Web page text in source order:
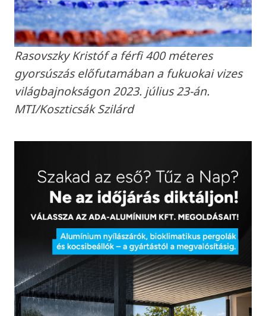
Rasovszky Kristóf a férfi 400 méteres
gyorsúszás előfutamában a fukuokai vizes
világbajnokságon 2023. július 23-án.
MTI/Koszticsák Szilárd